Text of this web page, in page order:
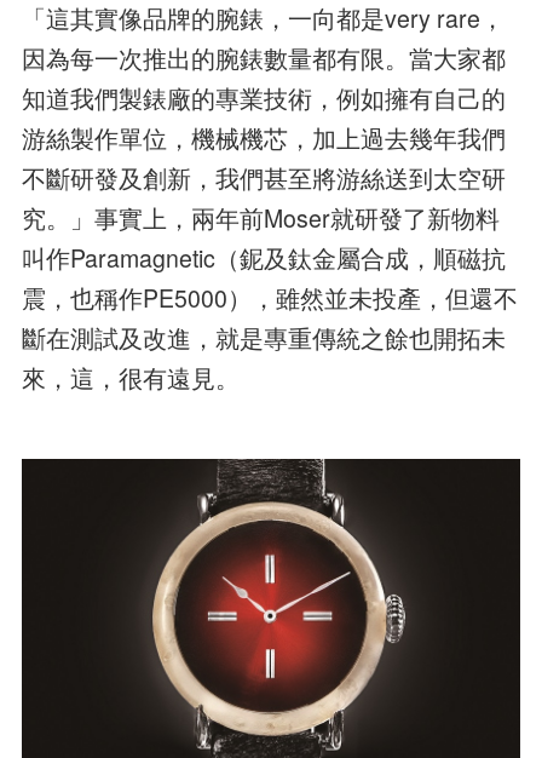
「這其實像品牌的腕錶，一向都是very rare，
因為每一次推出的腕錶數量都有限。當大家都
知道我們製錶廠的專業技術，例如擁有自己的
游絲製作單位，機械機芯，加上過去幾年我們
不斷研發及創新，我們甚至將游絲送到太空研
究。」事實上，兩年前Moser就研發了新物料
叫作Paramagnetic（鈮及鈦金屬合成，順磁抗
震，也稱作PE5000），雖然並未投產，但還不
斷在測試及改進，就是專重傳統之餘也開拓未
來，這，很有遠見。